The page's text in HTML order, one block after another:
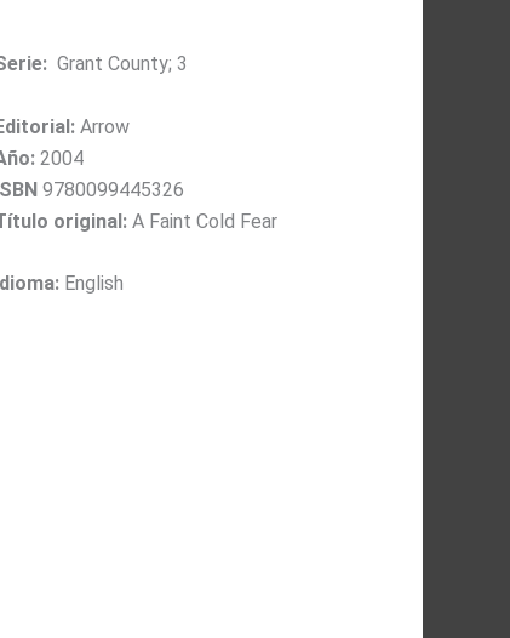
Grant County; 3
Arrow
2004
9780099445326
original: A Faint Cold Fear
Idioma: English